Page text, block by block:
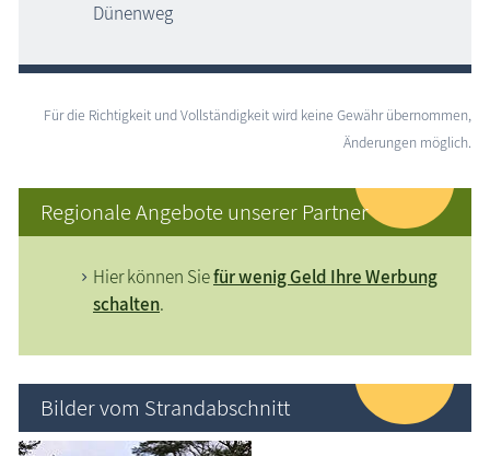
Dünenweg
Für die Richtigkeit und Vollständigkeit wird keine Gewähr übernommen,
Änderungen möglich.
Regionale Angebote unserer Partner
Hier können Siefür wenig Geld Ihre Werbung
schalten.
Bilder vom Strandabschnitt